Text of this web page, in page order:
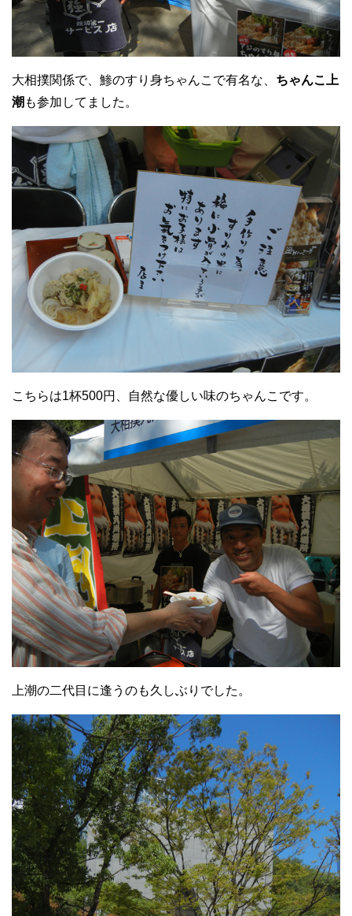
大相撲関係で、鯵のすり身ちゃんこで有名な、 ちゃんこ上
潮 も参加してました。
こちらは1杯500円、自然な優しい味のちゃんこです。
上潮の二代目に逢うのも久しぶりでした。